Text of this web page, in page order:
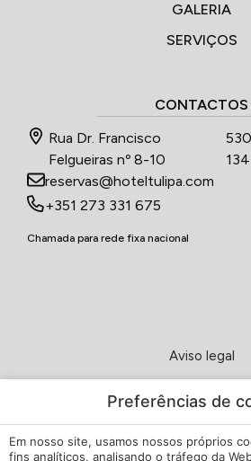
GALERIA
SERVIÇOS
CONTACTOS
Rua Dr. Francisco
Felgueiras nº 8-10
134
reservas@hoteltulipa.com
+351 273 331 675
Chamada para rede fixa nacional
Aviso legal
Política de
Política de
Preferências de
Em nosso site, usamos nossos próprios
fins analíticos, analisando o tráfego da